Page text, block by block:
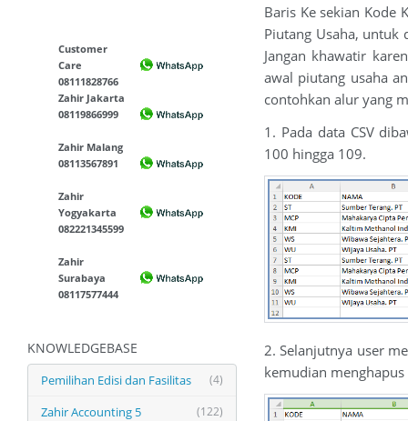
Customer
Care
08111828766
Zahir Jakarta
08119866999
Zahir Malang
08113567891
Zahir
Yogyakarta
082221345599
Zahir
Surabaya
08117577444
KNOWLEDGEBASE
(4)
Pemilihan Edisi dan Fasilitas
(122)
Zahir Accounting 5
Baris Ke sekian Kode
Piutang Usaha, untuk
Jangan khawatir
awal piutang usaha
contohkan alur yang
1. Pada data CSV
100 hingga 109.
2. Selanjutnya user
kemudian